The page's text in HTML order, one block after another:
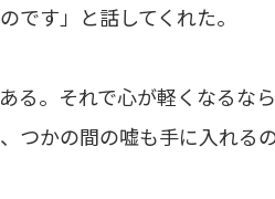
です」と話してくれた。
る。それで心が軽くなるな
つかの間の嘘も手に入れる